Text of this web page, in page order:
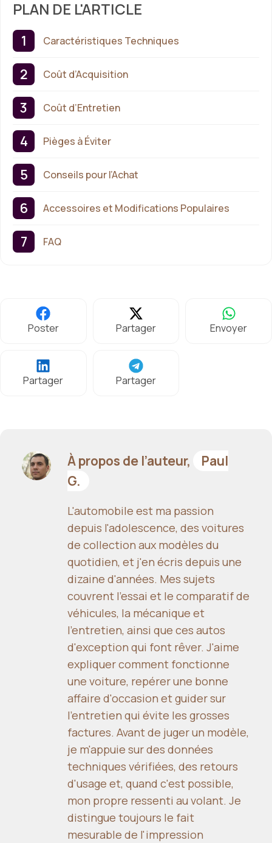
PLAN DE L'ARTICLE
Caractéristiques Techniques
Coût d’Acquisition
Coût d’Entretien
Pièges à Éviter
Conseils pour l’Achat
Accessoires et Modifications Populaires
FAQ
Poster Partager Envoyer
Partager Partager
À propos de l’auteur,
Paul
G.
L'automobile est ma passion
depuis l'adolescence, des voitures
de collection aux modèles du
quotidien, et j'en écris depuis une
dizaine d'années. Mes sujets
couvrent l'essai et le comparatif de
véhicules, la mécanique et
l'entretien, ainsi que ces autos
d'exception qui font rêver. J'aime
expliquer comment fonctionne
une voiture, repérer une bonne
affaire d'occasion et guider sur
l'entretien qui évite les grosses
factures. Avant de juger un modèle,
je m'appuie sur des données
techniques vérifiées, des retours
d'usage et, quand c'est possible,
mon propre ressenti au volant. Je
distingue toujours le fait
mesurable de l'impression